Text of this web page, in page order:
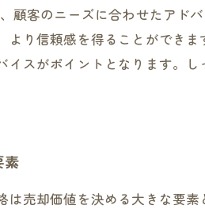
顧客のニーズに合わせたアド
より信頼感を得ることができ
イスがポイントとなります。
素
は売却価値を決める大きな要